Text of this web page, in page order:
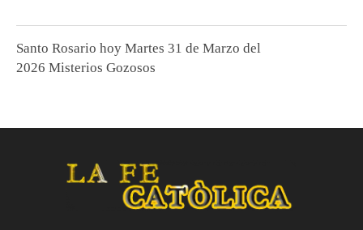
Santo Rosario hoy Martes 31 de Marzo del
2026 Misterios Gozosos